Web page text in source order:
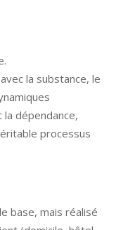
la substance, le
dépendance,
processus
base, mais réalisé